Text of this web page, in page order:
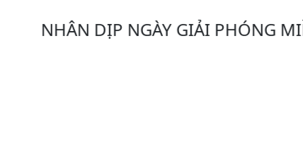
NHÂN DỊP NGÀY GIẢI PHÓNG MIỀN